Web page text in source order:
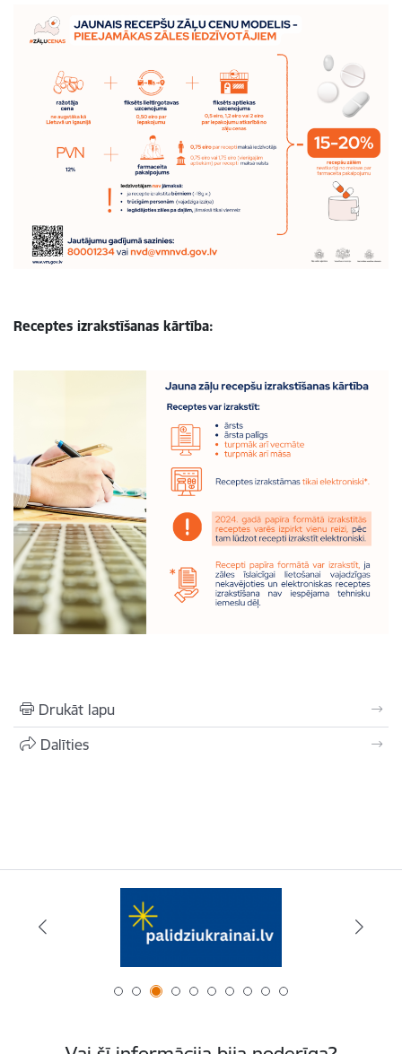
Receptes izrakstīšanas kārtība:
Drukāt lapu
Dalīties